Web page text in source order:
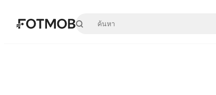
ข้ามไปยังเนื้อหาหลัก